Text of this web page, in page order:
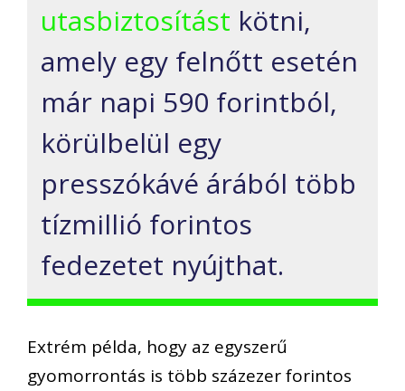
utasbiztosítást kötni,
amely egy felnőtt esetén
már napi 590 forintból,
körülbelül egy
presszókávé árából több
tízmillió forintos
fedezetet nyújthat.
Extrém példa, hogy az egyszerű
gyomorrontás is több százezer forintos